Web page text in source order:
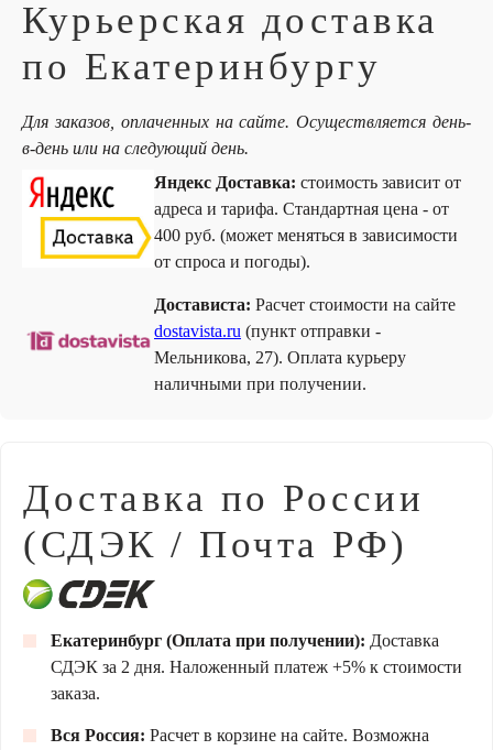
Курьерская доставка
по Екатеринбургу
Для заказов, оплаченных на сайте. Осуществляется день-
в-день или на следующий день.
Яндекс Доставка: стоимость зависит от
адреса и тарифа. Стандартная цена - от
400 руб. (может меняться в зависимости
от спроса и погоды).
Достависта: Расчет стоимости на сайте
dostavista.ru (пункт отправки -
Мельникова, 27). Оплата курьеру
наличными при получении.
Доставка по России
(СДЭК / Почта РФ)
Екатеринбург (Оплата при получении): Доставка
СДЭК за 2 дня. Наложенный платеж +5% к стоимости
заказа.
Вся Россия: Расчет в корзине на сайте. Возможна